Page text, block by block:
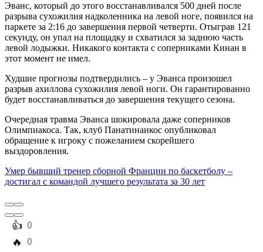
Эванс, который до этого восстанавливался 500 дней после
разрыва сухожилия надколенника на левой ноге, появился на
паркете за 2:16 до завершения первой четверти. Отыграв 121
секунду, он упал на площадку и схватился за заднюю часть
левой лодыжки. Никакого контакта с соперниками Кинан в
этот момент не имел.
Худшие прогнозы подтвердились – у Эванса произошел
разрыв ахиллова сухожилия левой ноги. Он гарантированно
будет восстанавливаться до завершения текущего сезона.
Очередная травма Эванса шокировала даже соперников
Олимпиакоса. Так, клуб Панатинаикос опубликовал
обращение к игроку с пожеланием скорейшего
выздоровления.
Умер бывший тренер сборной Франции по баскетболу –
достигал с командой лучшего результата за 30 лет
️👍 0
️🔥 0